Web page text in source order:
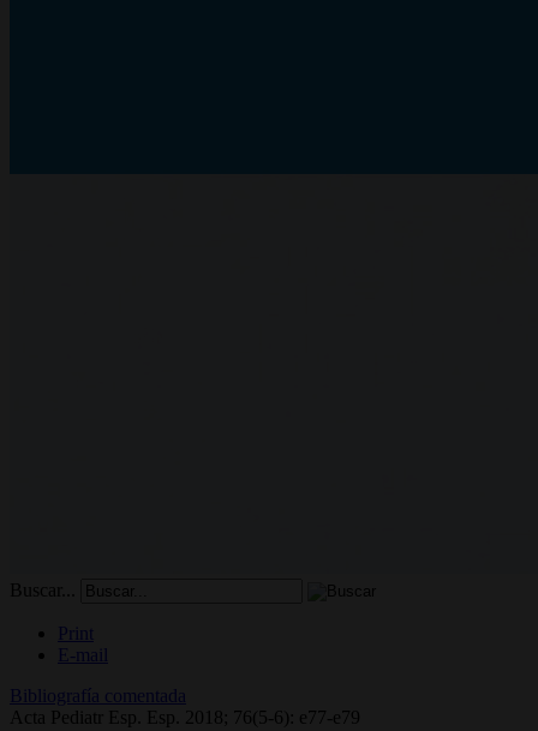
Buscar...
Print
E-mail
Bibliografía comentada
Acta Pediatr Esp. Esp. 2018; 76(5-6): e77-e79